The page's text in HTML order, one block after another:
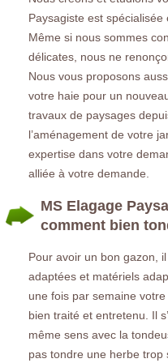
Paysagiste est spécialisée
Même si nous sommes
délicates, nous ne
Nous vous proposons
votre haie pour un
travaux de paysages
l’aménagement de votre
expertise dans votre
alliée à votre demande.
MS Elagage
comment bien
Pour avoir un bon gazon,
adaptées et matériels
une fois par semaine
bien traité et entretenu. Il
même sens avec la
pas tondre une herbe trop